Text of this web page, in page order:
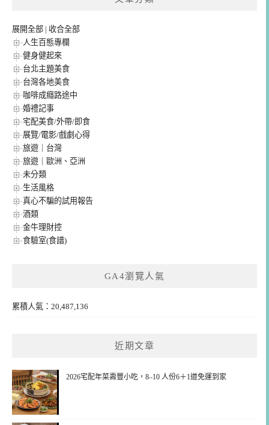
展開全部 | 收合全部
人生百態專欄
健身健起來
台北主題美食
台灣各地美食
咖啡成癮路途中
婚禮記事
宅配美食/外帶/即食
展覽/電影/戲劇心得
旅遊｜台灣
旅遊｜歐洲、亞洲
未分類
生活風格
真心不騙的試用報告
酒類
金牛理財控
食驗室(食譜)
GA4瀏覽人氣
累積人氣：20,487,136
近期文章
2026宅配年菜壽豐小吃，8–10 人份6＋1道免運到家